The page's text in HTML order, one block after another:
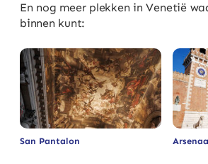
En nog meer plekken in Venetië
binnen kunt:
San Pantalon